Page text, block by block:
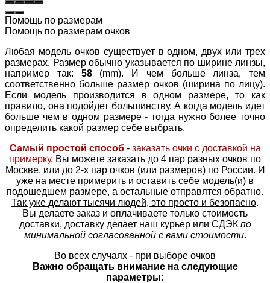
Помощь по размерам
Помощь по размерам очков
Любая модель очков существует в одном, двух или трех
размерах. Размер обычно указывается по ширине линзы,
например так: 58(mm). И чем больше линза, тем
соответственно больше размер очков (ширина по лицу).
Если модель производится в одном размере, то как
правило, она подойдет большинству. А когда модель идет
больше чем в одном размере - тогда нужно более точно
определить какой размер себе выбрать.
Самый простой способ- заказать очки с доставкой на
примерку. Вы можете заказать до 4 пар разных очков по
Москве, или до 2-х пар очков (или размеров) по России. И
уже на месте примерить и оставить себе модель(и) в
подошедшем размере, а остальные отправятся обратно.
Так уже делают тысячи людей, это просто и безопасно.
Вы делаете заказ и оплачиваете только стоимость
доставки, доставку делает наш курьер или СДЭК по
минимальной согласованной с вами стоимости.
Во всех случаях - при выборе очков
Важно обращать внимание на следующие
параметры: